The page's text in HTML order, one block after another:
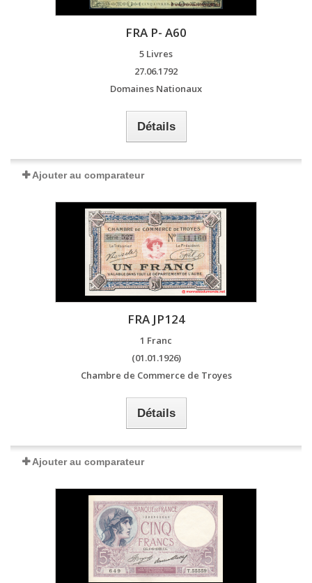
FRA P- A60
5 Livres
27.06.1792
Domaines Nationaux
Détails
Ajouter au comparateur
FRA JP124
1 Franc
(01.01.1926)
Chambre de Commerce de Troyes
Détails
Ajouter au comparateur